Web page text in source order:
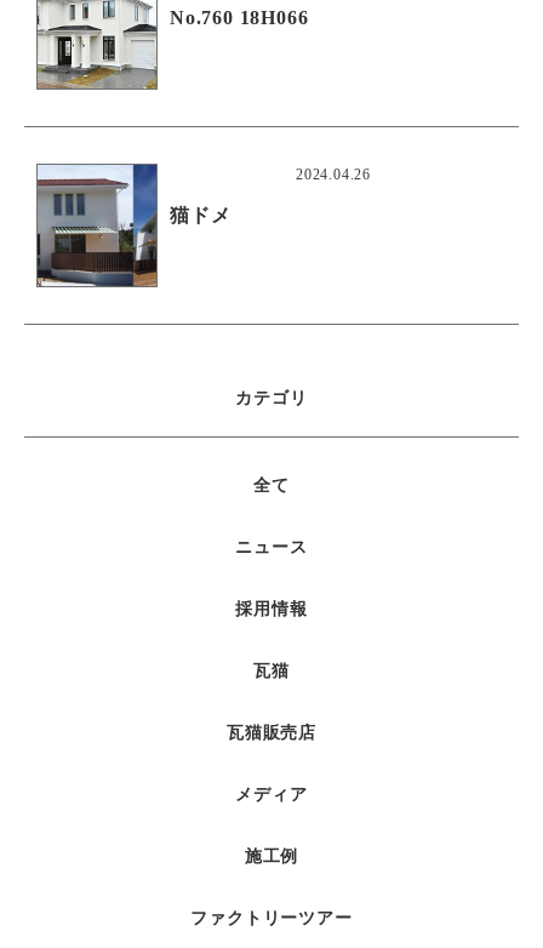
No.760 18H066
2024.04.26
猫ドメ
カテゴリ
全て
ニュース
採用情報
瓦猫
瓦猫販売店
メディア
施工例
ファクトリーツアー